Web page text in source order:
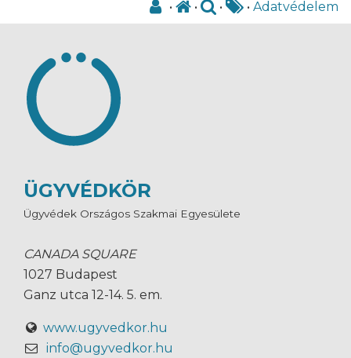
• • • • Adatvédelem
ÜGYVÉDKÖR
Ügyvédek Országos Szakmai Egyesülete
CANADA SQUARE
1027 Budapest
Ganz utca 12-14. 5. em.
www.ugyvedkor.hu
info@ugyvedkor.hu